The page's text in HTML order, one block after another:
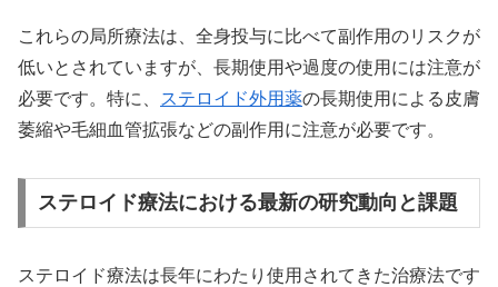
これらの局所療法は、全身投与に比べて副作用のリスクが
低いとされていますが、長期使用や過度の使用には注意が
必要です。特に、
ステロイド外用薬の長期使用による皮膚
萎縮や毛細血管拡張などの副作用に注意が必要です。
ステロイド療法における最新の研究動向と課題
ステロイド療法は長年にわたり使用されてきた治療法です